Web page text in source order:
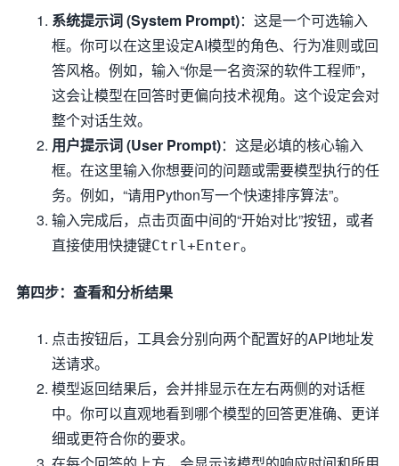
系统提示词 (System Prompt)：这是一个可选输入
框。你可以在这里设定AI模型的角色、行为准则或回
答风格。例如，输入“你是一名资深的软件工程师”，
这会让模型在回答时更偏向技术视角。这个设定会对
整个对话生效。
用户提示词 (User Prompt)：这是必填的核心输入
框。在这里输入你想要问的问题或需要模型执行的任
务。例如，“请用Python写一个快速排序算法”。
输入完成后，点击页面中间的“开始对比”按钮，或者
直接使用快捷键Ctrl+Enter。
第四步：查看和分析结果
点击按钮后，工具会分别向两个配置好的API地址发
送请求。
模型返回结果后，会并排显示在左右两侧的对话框
中。你可以直观地看到哪个模型的回答更准确、更详
细或更符合你的要求。